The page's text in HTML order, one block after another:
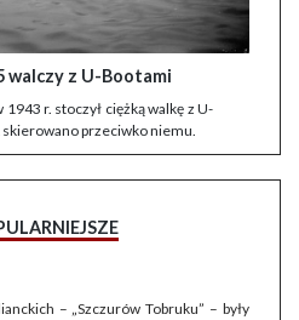
walczy z U-Bootami
r. stoczył ciężką walkę z U-
przeciwko niemu.
– „Szczurów Tobruku” – były